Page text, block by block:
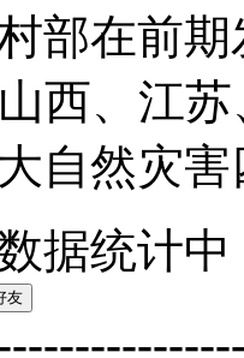
部在前
西、江
自然灾
据统计中